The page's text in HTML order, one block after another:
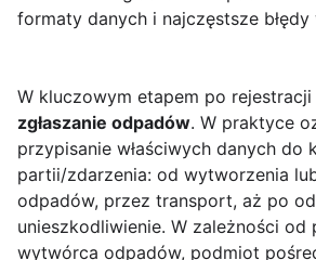
formaty danych i najczęstsze
W kluczowym etapem po rejestracji
zgłaszanie odpadów. W praktyce
przypisanie właściwych danych do
partii/zdarzenia: od wytworzenia
odpadów, przez transport, aż po
unieszkodliwienie. W zależności
wytwórca odpadów, podmiot